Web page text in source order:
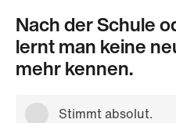
Nach der Schule
lernt man keine
mehr kennen.
Stimmt absolut.